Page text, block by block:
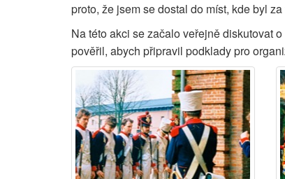
proto, že jsem se dostal do míst, kde byl
Na této akci se začalo veřejně diskutovat
pověřil, abych připravil podklady pro